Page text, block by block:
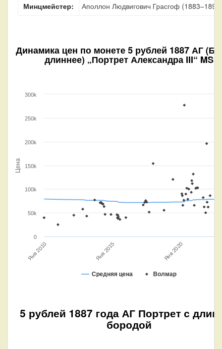
Минцмейстер:
Аполлон Людвигович Грасгоф (1883–1899)
Динамика цен по монете5 рублей 1887 АГ
длиннее) „Портрет Александра III“ MS
Цена
Средняя цена Волмар
Янв 2010 Янв 2020
Янв 2015
0
50k
100k
150k
200k
250k
300k
5 рублей 1887 года АГ Портрет с
бородой